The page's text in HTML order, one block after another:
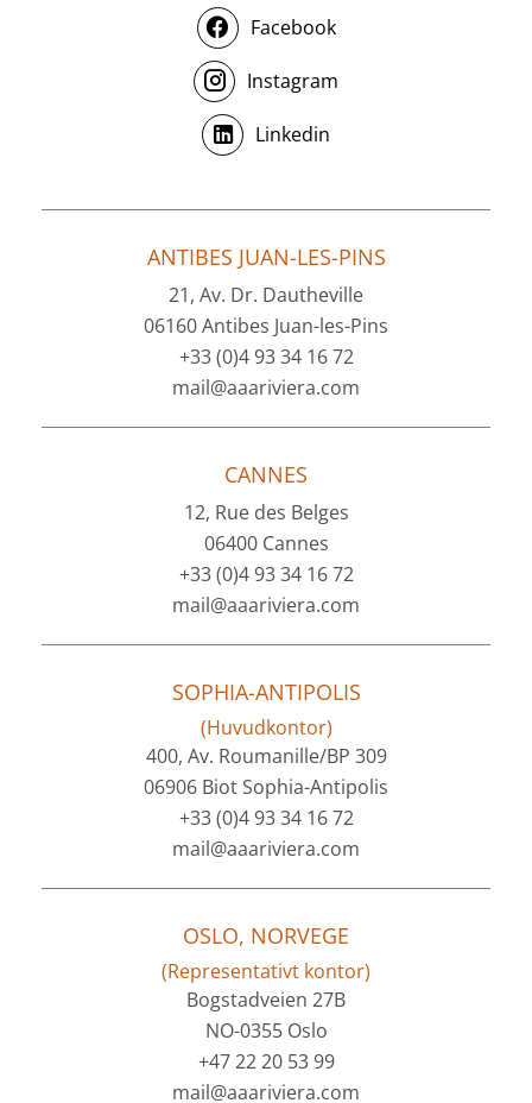
Facebook
Instagram
Linkedin
ANTIBES JUAN-LES-PINS
21, Av. Dr. Dautheville
06160 Antibes Juan-les-Pins
+33 (0)4 93 34 16 72
mail@aaariviera.com
CANNES
12, Rue des Belges
06400 Cannes
+33 (0)4 93 34 16 72
mail@aaariviera.com
SOPHIA-ANTIPOLIS
(Huvudkontor)
400, Av. Roumanille/BP 309
06906 Biot Sophia-Antipolis
+33 (0)4 93 34 16 72
mail@aaariviera.com
OSLO, NORVEGE
(Representativt kontor)
Bogstadveien 27B
NO-0355 Oslo
+47 22 20 53 99
mail@aaariviera.com